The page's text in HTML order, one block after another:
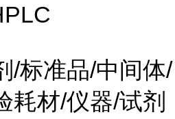
/标准品/中间体/
耗材/仪器/试剂